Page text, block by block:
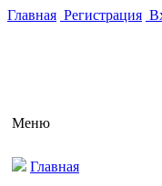
Главная Регистрация
Меню
Главная